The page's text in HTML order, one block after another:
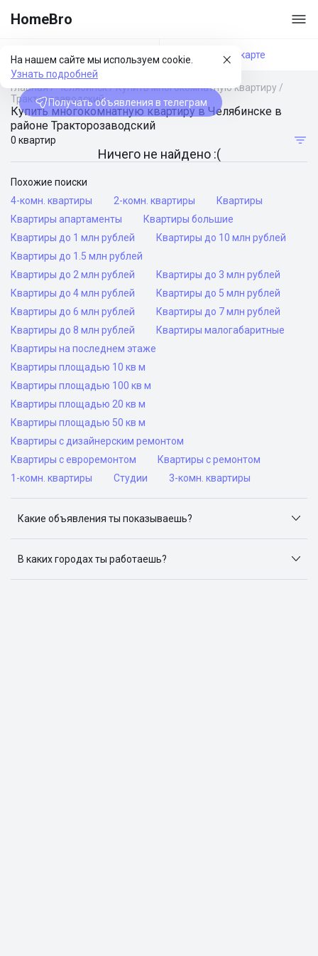
HomeBro
На нашем сайте мы используем cookie.
Узнать подробней
Получать объявления в телеграм
Фильтры На карте
Главная/Челябинск/Купить многокомнатную квартиру /
Тракторозаводский
Купить многокомнатную квартиру в Челябинске в
районе Тракторозаводский
0 квартир
Ничего не найдено :(
Похожие поиски
4-комн. квартиры
2-комн. квартиры
Квартиры
Квартиры апартаменты
Квартиры большие
Квартиры до 1 млн рублей
Квартиры до 10 млн рублей
Квартиры до 1.5 млн рублей
Квартиры до 2 млн рублей
Квартиры до 3 млн рублей
Квартиры до 4 млн рублей
Квартиры до 5 млн рублей
Квартиры до 6 млн рублей
Квартиры до 7 млн рублей
Квартиры до 8 млн рублей
Квартиры малогабаритные
Квартиры на последнем этаже
Квартиры площадью 10 кв м
Квартиры площадью 100 кв м
Квартиры площадью 20 кв м
Квартиры площадью 50 кв м
Квартиры с дизайнерским ремонтом
Квартиры с евроремонтом
Квартиры с ремонтом
1-комн. квартиры
Студии 3-комн. квартиры
Какие объявления ты показываешь?
объявлений: ЦИАН, Домклик, Яндекс.Недвижимость,
Авито, Самолет.Плюс.
В каких городах ты работаешь?